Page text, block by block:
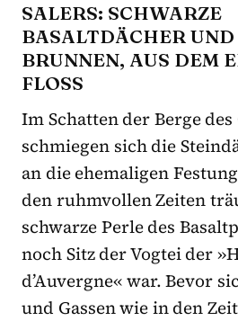
SALERS: SCHWARZE
BASALTDÄCHER
BRUNNEN, AUS DEM
FLOSS
Im Schatten der Berge
schmiegen sich die
an die ehemaligen
den ruhmvollen Zeiten
schwarze Perle des
noch Sitz der Vogtei der
d’Auvergne« war. Bevor
und Gassen wie in den